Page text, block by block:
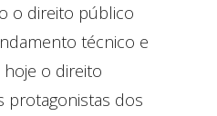
o direito público
técnico e
hoje o direito
protagonistas dos